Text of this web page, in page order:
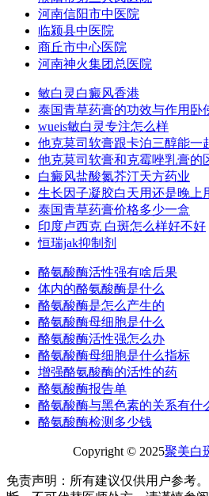
河南信阳市中医院
临颍县中医院
商丘市中心医院
河南神火集团总医院
敏白灵白癜风香港
泰国青草药膏的功效与作用卧
wueis敏白灵专注怎么样
他克莫司软膏跟卡泊三醇能一
他克莫司软膏和克霉唑乳膏的
白癜风盐酸氮芥汀天方药业
生长因子凝胶白天用还是晚上
泰国青草药膏价格多少一盒
印度卢西克 白斑怎么样好不好
恒瑞jak抑制剂
酪氨酸酶活性强有啥后果
体内的酪氨酸酶是什么
酪氨酸酶是怎么产生的
酪氨酸酶母细胞是什么
酪氨酸酶活性强怎么办
酪氨酸酶母细胞是什么指标
增强酪氨酸酶的活性的药
酪氨酸酶报告单
酪氨酸酶与黑色素的关系有什
酪氨酸酶检测多少钱
Copyright © 2025聚美白
免责声明：所有建议仅供用户参考